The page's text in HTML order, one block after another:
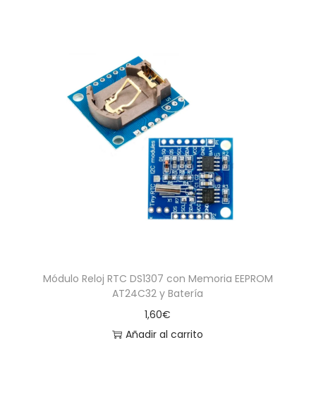
Módulo Reloj RTC DS1307 con Memoria EEPROM
AT24C32 y Batería
1,60€
Añadir al carrito